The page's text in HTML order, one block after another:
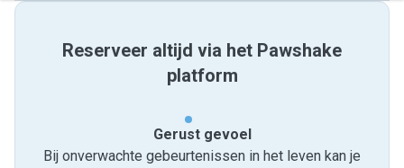
Reserveer altijd via het Pawshake
platform
Gerust gevoel
Bij onverwachte gebeurtenissen in het leven kan je